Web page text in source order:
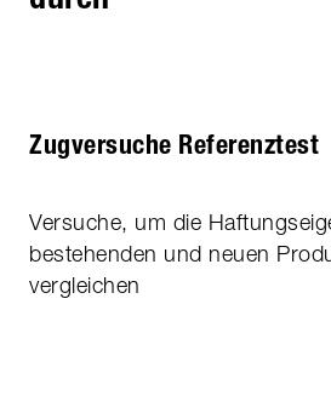
Zugversuche Referenztest
Versuche, um die
bestehenden und neuen
vergleichen